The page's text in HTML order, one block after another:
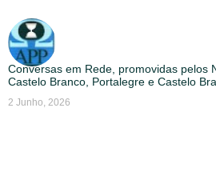
Conversas em Rede, promovidas pelos
Castelo Branco, Portalegre e Castelo
2 Junho, 2026